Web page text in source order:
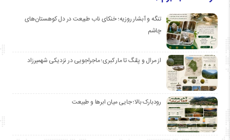
تنگه و آبشار روزیه؛ خنکای ناب طبیعت در دل کوهستان‌های
چاشم
از مرال و پلنگ تا مار کبری؛ ماجراجویی در نزدیکی شهمیرزاد
رودبارک بالا؛ جایی میان ابرها و طبیعت